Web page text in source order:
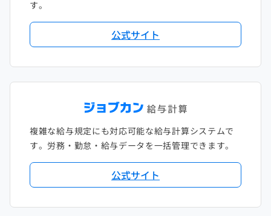
す。
公式サイト
複雑な給与規定にも対応可能な給与計算システムで
す。労務・勤怠・給与データを一括管理できます。
公式サイト